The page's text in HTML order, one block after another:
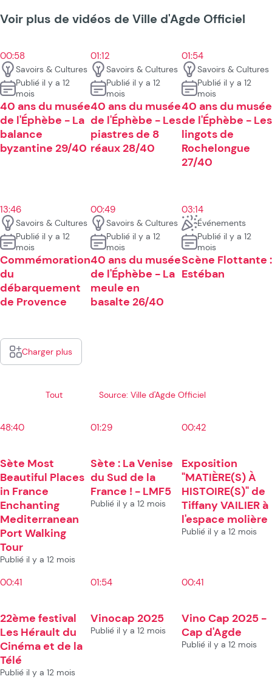
Voir plus de vidéos de Ville d'Agde Officiel
00:58
Savoirs & Cultures
Publié il y a 12
mois
40 ans du musée
de l'Éphèbe - La
balance
byzantine 29/40
01:12
Savoirs & Cultures
Publié il y a 12
mois
40 ans du musée
de l'Éphèbe - Les
piastres de 8
réaux 28/40
01:54
Savoirs & Cultures
Publié il y a 12
mois
40 ans du musée
de l'Éphèbe - Les
lingots de
Rochelongue
27/40
13:46
Savoirs & Cultures
Publié il y a 12
mois
Commémoration
du
débarquement
de Provence
00:49
Savoirs & Cultures
Publié il y a 12
mois
40 ans du musée
de l'Éphèbe - La
meule en
basalte 26/40
03:14
Événements
Publié il y a 12
mois
Scène Flottante :
Estéban
Charger plus
Tout Source: Ville d'Agde Officiel
48:40
Sète Most
Beautiful Places
in France
Enchanting
Mediterranean
Port Walking
Tour
Publié il y a 12 mois
01:29
Sète : La Venise
du Sud de la
France ! - LMF5
Publié il y a 12 mois
00:42
Exposition
"MATIÈRE(S) À
HISTOIRE(S)" de
Tiffany VAILIER à
l'espace molière
Publié il y a 12 mois
00:41
22ème festival
Les Hérault du
Cinéma et de la
Télé
Publié il y a 12 mois
01:54
Vinocap 2025
Publié il y a 12 mois
00:41
Vino Cap 2025 -
Cap d'Agde
Publié il y a 12 mois